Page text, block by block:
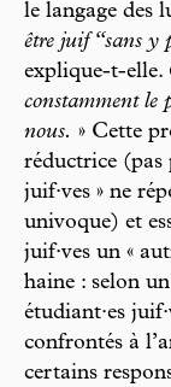
le langage des
être juif “sans y
explique-t-elle.
constamment le
nous. » Cette
réductrice (pas
juif·ves » ne
univoque) et
juif·ves un «
haine : selon
étudiant·es
confrontés à
certains